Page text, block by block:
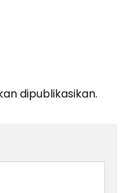
dipublikasikan.